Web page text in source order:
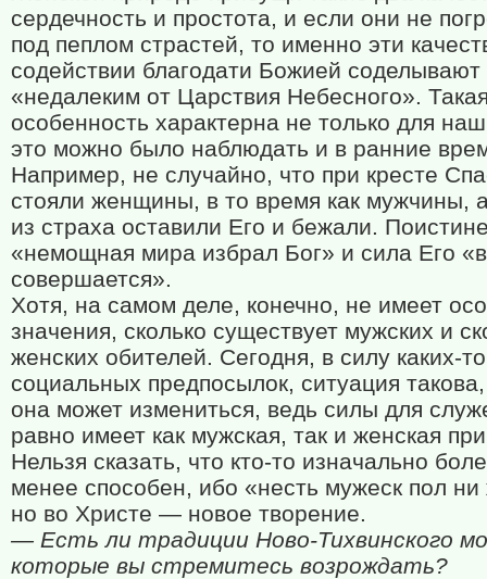
сердечность и простота, и если они не
под пеплом страстей, то именно эти
содействии благодати Божией соделывают
«недалеким от Царствия Небесного».
особенность характерна не только для
это можно было наблюдать и в ранние
Например, не случайно, что при кресте
стояли женщины, в то время как мужчины,
из страха оставили Его и бежали.
«немощная мира избрал Бог» и сила Его
совершается».
Хотя, на самом деле, конечно, не имеет
значения, сколько существует мужских и
женских обителей. Сегодня, в силу каких-то
социальных предпосылок, ситуация
она может измениться, ведь силы для
равно имеет как мужская, так и женская
Нельзя сказать, что кто-то изначально
менее способен, ибо «несть мужеск пол ни
но во Христе — новое творение.
— Есть ли традиции Ново-Тихвинского
которые вы стремитесь возрождать?